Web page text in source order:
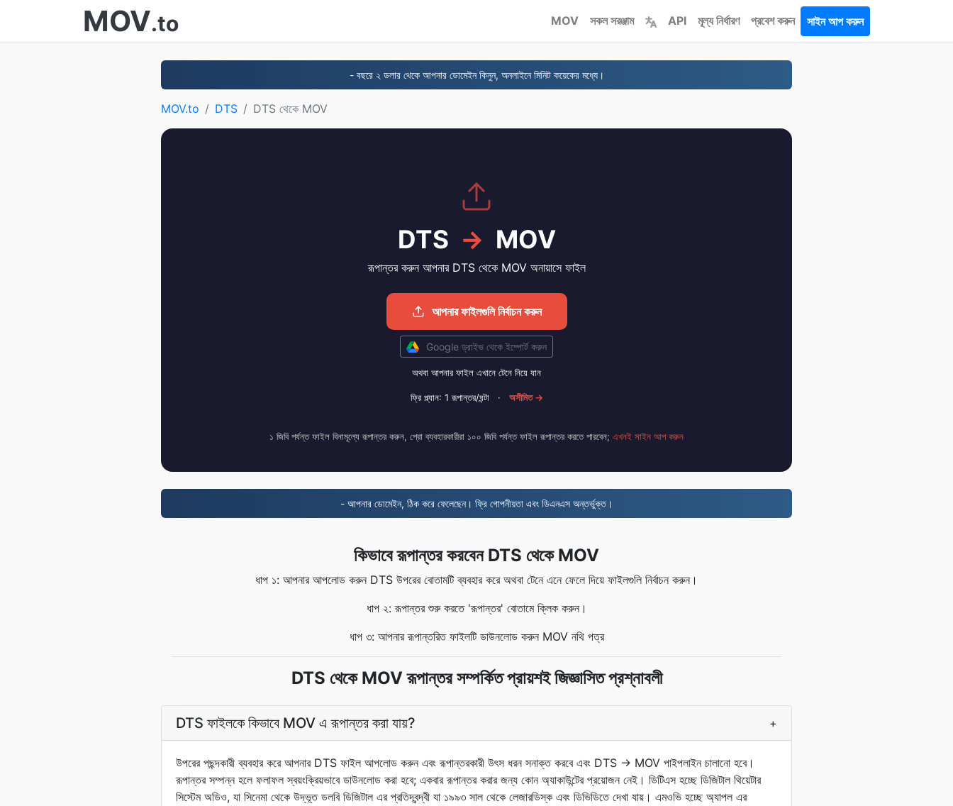
MOV.to MOV সকল সরঞ্জাম API মূল্য নির্ধারণ প্রবেশ করুন সাইন আপ করুন
- বছরে ২ ডলার থেকে আপনার ডোমেইন কিনুন, অনলাইনে মিনিট কয়েকের মধ্যে।
MOV.to DTS DTS থেকে MOV
DTS → MOV
রূপান্তর করুন আপনার DTS থেকে MOV অনায়াসে ফাইল
আপনার ফাইলগুলি নির্বাচন করুন
Google ড্রাইভ থেকে ইম্পোর্ট করুন
অথবা আপনার ফাইল এখানে টেনে নিয়ে যান
ফ্রি প্ল্যান: 1 রূপান্তর/ঘন্টা · অসীমিত →
১ জিবি পর্যন্ত ফাইল বিনামূল্যে রূপান্তর করুন, প্রো ব্যবহারকারীরা ১০০ জিবি পর্যন্ত ফাইল রূপান্তর করতে পারবেন; এখনই সাইন আপ করুন
- আপনার ডোমেইন, ঠিক করে ফেলেছেন। ফ্রি গোপনীয়তা এবং ডিএনএস অন্তর্ভুক্ত।
কিভাবে রূপান্তর করবেন DTS থেকে MOV
ধাপ ১: আপনার আপলোড করুন DTS উপরের বোতামটি ব্যবহার করে অথবা টেনে এনে ফেলে দিয়ে ফাইলগুলি নির্বাচন করুন।
ধাপ ২: রূপান্তর শুরু করতে 'রূপান্তর' বোতামে ক্লিক করুন।
ধাপ ৩: আপনার রূপান্তরিত ফাইলটি ডাউনলোড করুন MOV নথি পত্র
DTS থেকে MOV রূপান্তর সম্পর্কিত প্রায়শই জিজ্ঞাসিত প্রশ্নাবলী
DTS ফাইলকে কিভাবে MOV এ রূপান্তর করা যায়? +
উপরের পছন্দকারী ব্যবহার করে আপনার DTS ফাইল আপলোড করুন এবং রূপান্তরকারী উৎস ধরন সনাক্ত করবে এবং DTS → MOV পাইপলাইন চালানো হবে।
রূপান্তর সম্পন্ন হলে ফলাফল স্বয়ংক্রিয়ভাবে ডাউনলোড করা হবে; একবার রূপান্তর করার জন্য কোন অ্যাকাউন্টের প্রয়োজন নেই। ডিটিএস হচ্ছে ডিজিটাল থিয়েটার
সিস্টেম অডিও, যা সিনেমা থেকে উদ্ভূত ডলবি ডিজিটাল এর প্রতিদ্বন্দ্বী যা ১৯৯৩ সাল থেকে লেজারডিস্ক এবং ডিভিডিতে দেখা যায়। এমওভি হচ্ছে অ্যাপল এর